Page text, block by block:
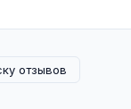
отзывов